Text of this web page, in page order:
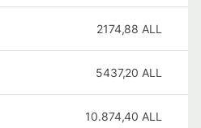
2174,88 ALL
5437,20 ALL
10.874,40 ALL